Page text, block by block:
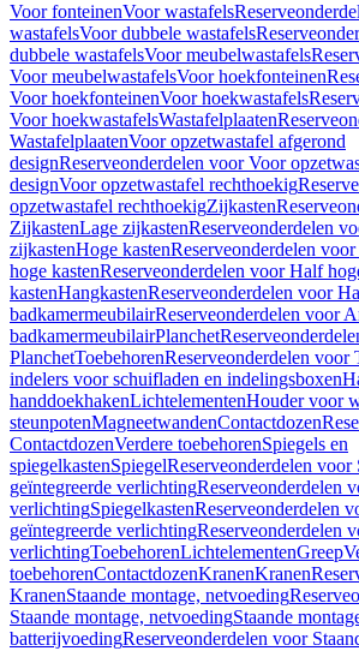
Voor fonteinenVoor wastafels
wastafelsVoor dubbele wastafels
dubbele wastafelsVoor meubelwastafels
Voor meubelwastafelsVoor hoekfonteinen
Voor hoekfonteinenVoor hoekwastafels
Voor hoekwastafelsWastafelplaaten
WastafelplaatenVoor opzetwastafel afgerond
designReserveonderdelen voor Voor
designVoor opzetwastafel rechthoekig
opzetwastafel rechthoekigZijkasten
ZijkastenLage zijkastenReserveonderdelen
zijkastenHoge kastenReserveonderdelen
hoge kastenReserveonderdelen voor Half
kastenHangkastenReserveonderdelen voor
badkamermeubilairReserveonderdelen voor
badkamermeubilairPlanchet
PlanchetToebehorenReserveonderdelen voor
indelers voor schuifladen en indelingsboxen
handdoekhakenLichtelementenHouder voor
steunpotenMagneetwandenContactdozen
ContactdozenVerdere toebehorenSpiegels en
spiegelkastenSpiegelReserveonderdelen voor
geïntegreerde verlichtingReserveonderdelen
verlichtingSpiegelkastenReserveonderdelen
geïntegreerde verlichtingReserveonderdelen
verlichtingToebehorenLichtelementenGreep
toebehorenContactdozenKranenKranen
KranenStaande montage, netvoeding
Staande montage, netvoedingStaande
batterijvoedingReserveonderdelen voor